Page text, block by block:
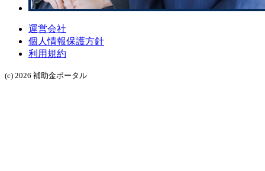
運営会社
個人情報保護方針
利用規約
(c) 2026 補助金ポータル